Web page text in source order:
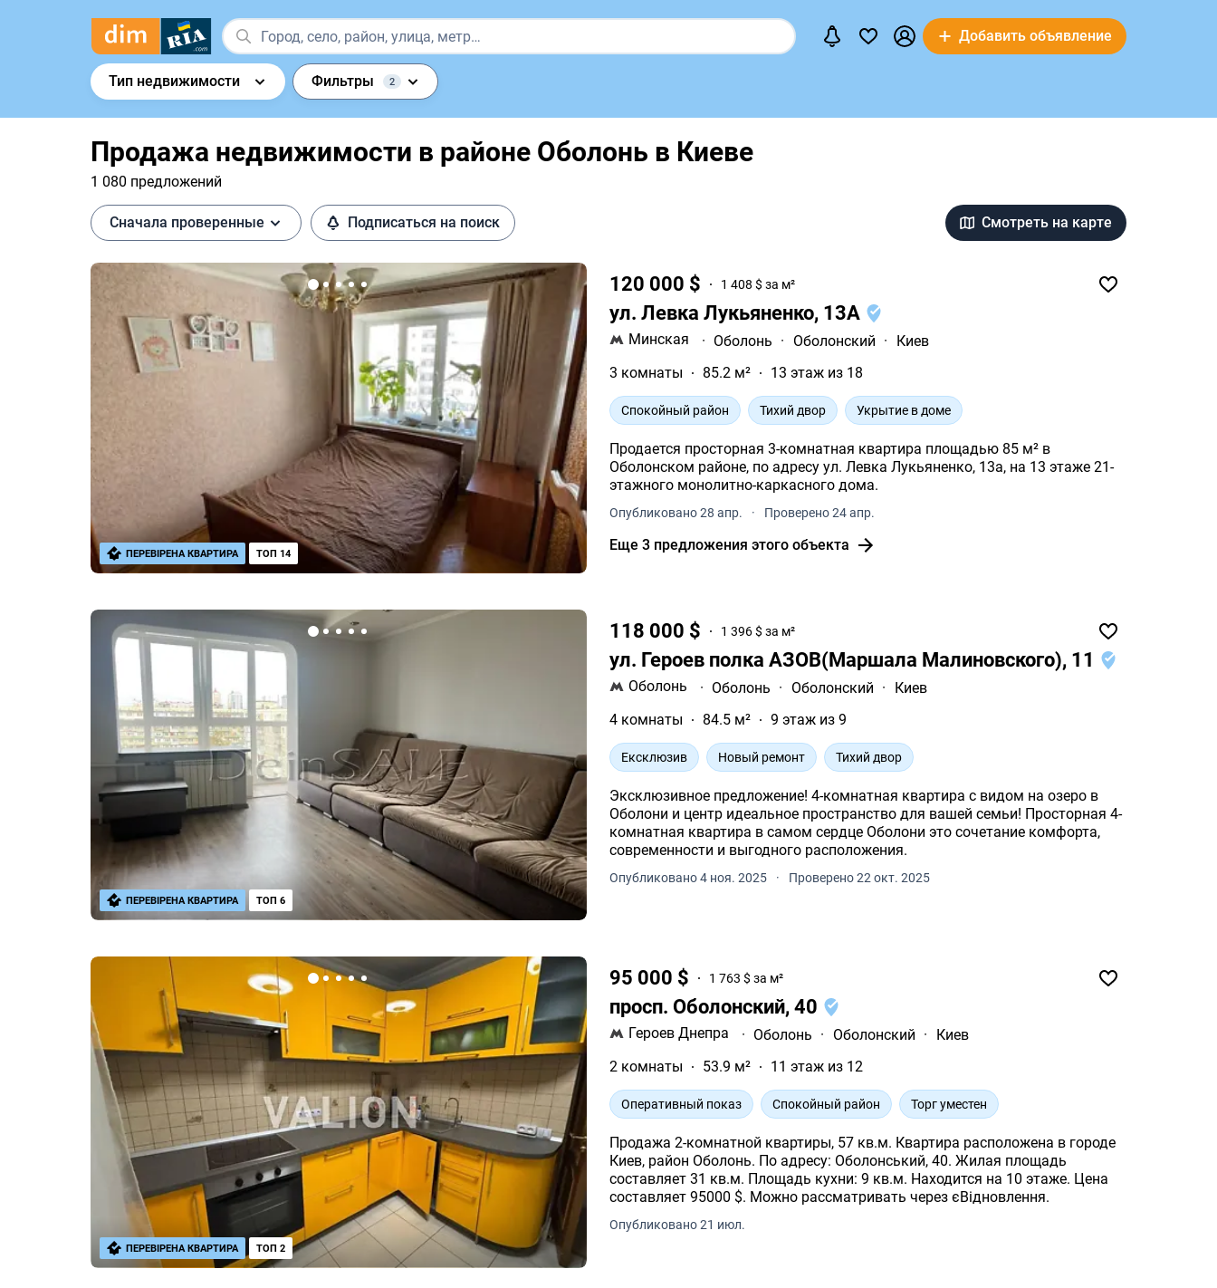
Добавить объявление
Тип недвижимости Фильтры 2
Продажа недвижимости в районе Оболонь в Киеве
1 080 предложений
Сначала проверенные Подписаться на поиск Смотреть на карте
120 000 $ 1 408 $ за м²
ул. Левка Лукьяненко, 13А
Минская · Оболонь · Оболонский ·
Киев
3 комнаты
85.2 м² 13 этаж из 18
Спокойный район Тихий двор Укрытие в доме
Продается просторная 3-комнатная квартира площадью 85 м² в
Оболонском районе, по адресу ул. Левка Лукьяненко, 13а, на 13 этаже 21-
этажного монолитно-каркасного дома.
Опубликовано 28 апр. · Проверено 24 апр.
Еще 3 предложения этого объекта
ПЕРЕВІРЕНА КВАРТИРА ТОП 14
118 000 $ 1 396 $ за м²
ул. Героев полка АЗОВ(Маршала Малиновского), 11
Оболонь · Оболонь · Оболонский ·
Киев
4 комнаты
84.5 м² 9 этаж из 9
Ексклюзив Новый ремонт Тихий двор
Эксклюзивное предложение! 4-комнатная квартира с видом на озеро в
Оболони и центр идеальное пространство для вашей семьи! Просторная 4-
комнатная квартира в самом сердце Оболони это сочетание комфорта,
современности и выгодного расположения.
Опубликовано 4 ноя. 2025 · Проверено 22 окт. 2025
ПЕРЕВІРЕНА КВАРТИРА ТОП 6
95 000 $ 1 763 $ за м²
просп. Оболонский, 40
Героев Днепра · Оболонь · Оболонский ·
Киев
2 комнаты
53.9 м² 11 этаж из 12
Оперативный показ Спокойный район Торг уместен
Продажа 2-комнатной квартиры, 57 кв.м. Квартира расположена в городе
Киев, район Оболонь. По адресу: Оболонський, 40. Жилая площадь
составляет 31 кв.м. Площадь кухни: 9 кв.м. Находится на 10 этаже. Цена
составляет 95000 $. Можно рассматривать через єВідновлення.
Опубликовано 21 июл.
ПЕРЕВІРЕНА КВАРТИРА ТОП 2